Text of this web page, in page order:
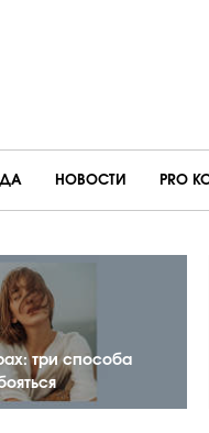
НОВОСТИ PRO
три способа